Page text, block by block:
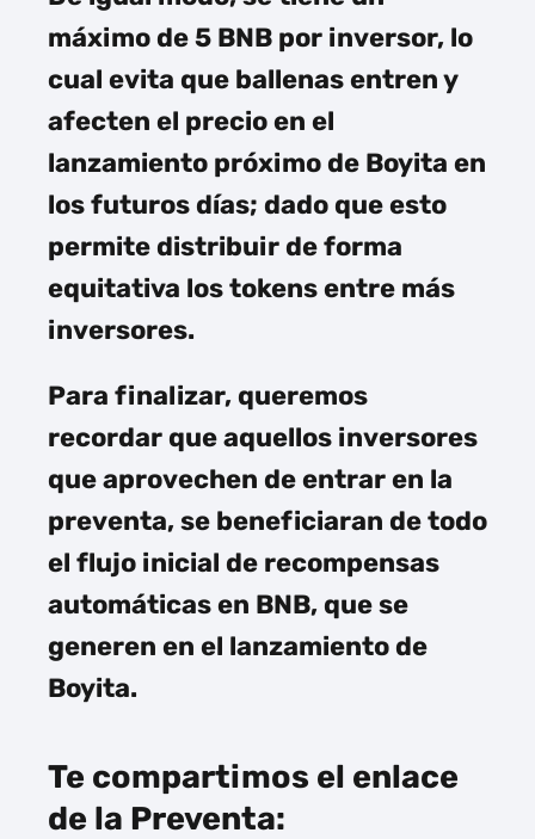
máximo de 5 BNB por inversor, lo
cual evita que ballenas entren y
afecten el precio en el
lanzamiento próximo de Boyita en
los futuros días; dado que esto
permite distribuir de forma
equitativa los tokens entre más
inversores.
Para finalizar, queremos
recordar que aquellos inversores
que aprovechen de entrar en la
preventa, se beneficiaran de todo
el flujo inicial de recompensas
automáticas en BNB, que se
generen en el lanzamiento de
Boyita.
Te compartimos el enlace
de la Preventa: